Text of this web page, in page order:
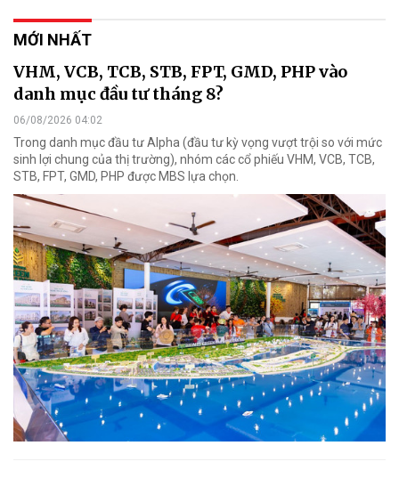
MỚI NHẤT
VHM, VCB, TCB, STB, FPT, GMD, PHP vào
danh mục đầu tư tháng 8?
06/08/2026 04:02
Trong danh mục đầu tư Alpha (đầu tư kỳ vọng vượt trội so với mức
sinh lợi chung của thị trường), nhóm các cổ phiếu VHM, VCB, TCB,
STB, FPT, GMD, PHP được MBS lựa chọn.